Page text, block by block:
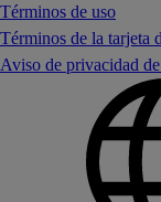
Términos de uso
Términos de la tarjeta
Aviso de privacidad